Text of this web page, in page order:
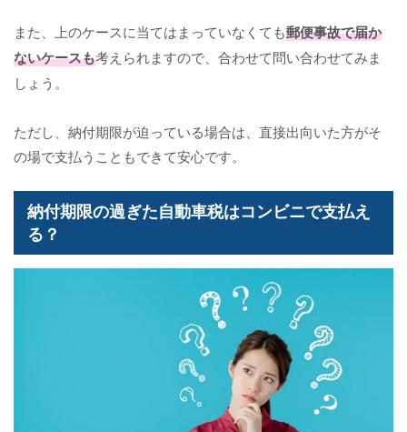
また、上のケースに当てはまっていなくても郵便事故で届か
ないケースも考えられますので、合わせて問い合わせてみま
しょう。
ただし、納付期限が迫っている場合は、直接出向いた方がそ
の場で支払うこともできて安心です。
納付期限の過ぎた自動車税はコンビニで支払え
る？